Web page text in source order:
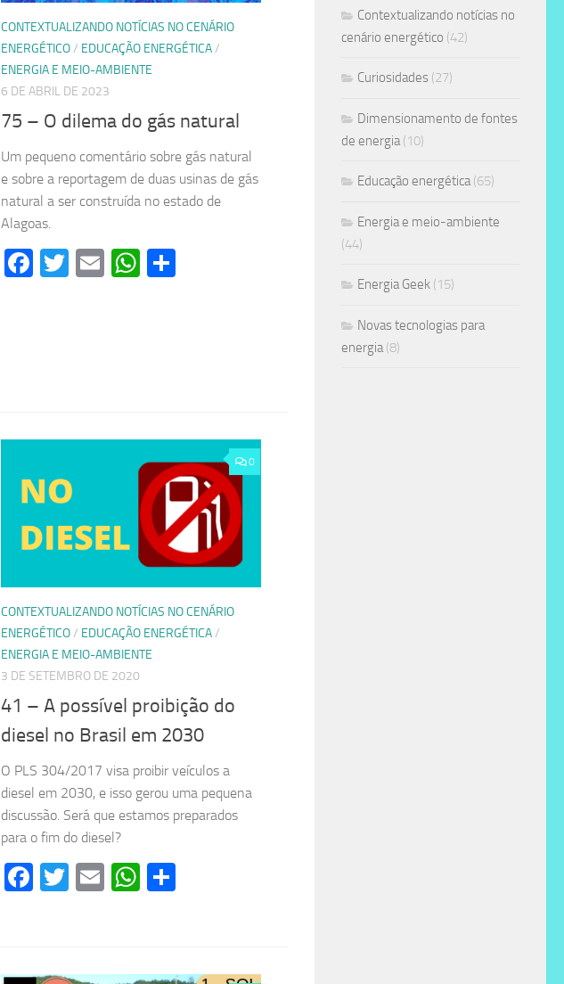
CONTEXTUALIZANDO NOTÍCIAS NO CENÁRIO
ENERGÉTICO/ EDUCAÇÃO ENERGÉTICA/
ENERGIA E MEIO-AMBIENTE
6 DE ABRIL DE 2023
75 – O dilema do gás natural
Um pequeno comentário sobre gás natural
e sobre a reportagem de duas usinas de gás
natural a ser construída no estado de
Alagoas.
Facebook
Twitter
EmailWhatsApp
0
CONTEXTUALIZANDO NOTÍCIAS NO CENÁRIO
ENERGÉTICO/ EDUCAÇÃO ENERGÉTICA/
ENERGIA E MEIO-AMBIENTE
3 DE SETEMBRO DE 2020
41 – A possível proibição do
diesel no Brasil em 2030
O PLS 304/2017 visa proibir veículos a
diesel em 2030, e isso gerou uma pequena
discussão. Será que estamos preparados
para o fim do diesel?
Facebook
Twitter
EmailWhatsApp
Contextualizando notícias no
cenário energético (42)
Curiosidades (27)
Dimensionamento de fontes
de energia (10)
Educação energética (65)
Energia e meio-ambiente
(44)
Energia Geek (15)
Novas tecnologias para
energia (8)